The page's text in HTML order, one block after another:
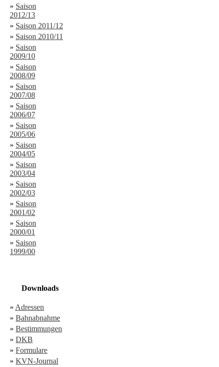
» Saison
2012/13
» Saison 2011/12
» Saison 2010/11
» Saison
2009/10
» Saison
2008/09
» Saison
2007/08
» Saison
2006/07
» Saison
2005/06
» Saison
2004/05
» Saison
2003/04
» Saison
2002/03
» Saison
2001/02
» Saison
2000/01
» Saison
1999/00
Downloads
» Adressen
» Bahnabnahme
» Bestimmungen
» DKB
» Formulare
» KVN-Journal